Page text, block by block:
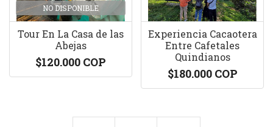
NO DISPONIBLE
Tour En La Casa de las
Abejas
$120.000 COP
Experiencia Cacaotera
Entre Cafetales
Quindianos
$180.000 COP